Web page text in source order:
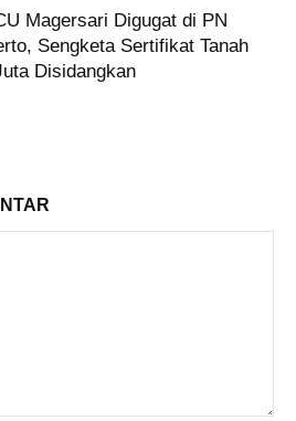
Magersari Digugat di PN
Sengketa Sertifikat Tanah
Disidangkan